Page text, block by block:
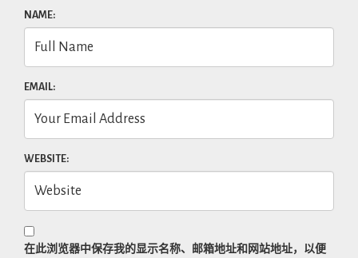
NAME:
EMAIL:
WEBSITE:
在此浏览器中保存我的显示名称、邮箱地址和网站地址，以便